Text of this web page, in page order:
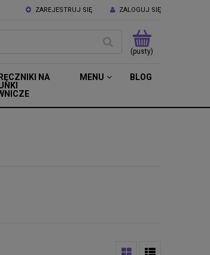
ZAREJESTRUJ SIĘ ZALOGUJ SIĘ
(pusty)
NA
MENU BLOG